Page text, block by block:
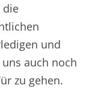
die
und
auch noch
zu gehen.